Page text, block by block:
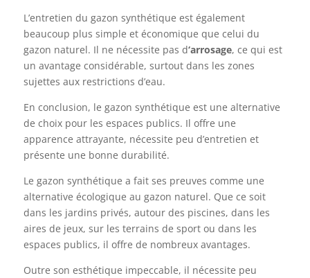
L’entretien du gazon synthétique est également
beaucoup plus simple et économique que celui du
gazon naturel. Il ne nécessite pas d‘arrosage, ce qui est
un avantage considérable, surtout dans les zones
sujettes aux restrictions d’eau.
En conclusion, le gazon synthétique est une alternative
de choix pour les espaces publics. Il offre une
apparence attrayante, nécessite peu d’entretien et
présente une bonne durabilité.
Le gazon synthétique a fait ses preuves comme une
alternative écologique au gazon naturel. Que ce soit
dans les jardins privés, autour des piscines, dans les
aires de jeux, sur les terrains de sport ou dans les
espaces publics, il offre de nombreux avantages.
Outre son esthétique impeccable, il nécessite peu